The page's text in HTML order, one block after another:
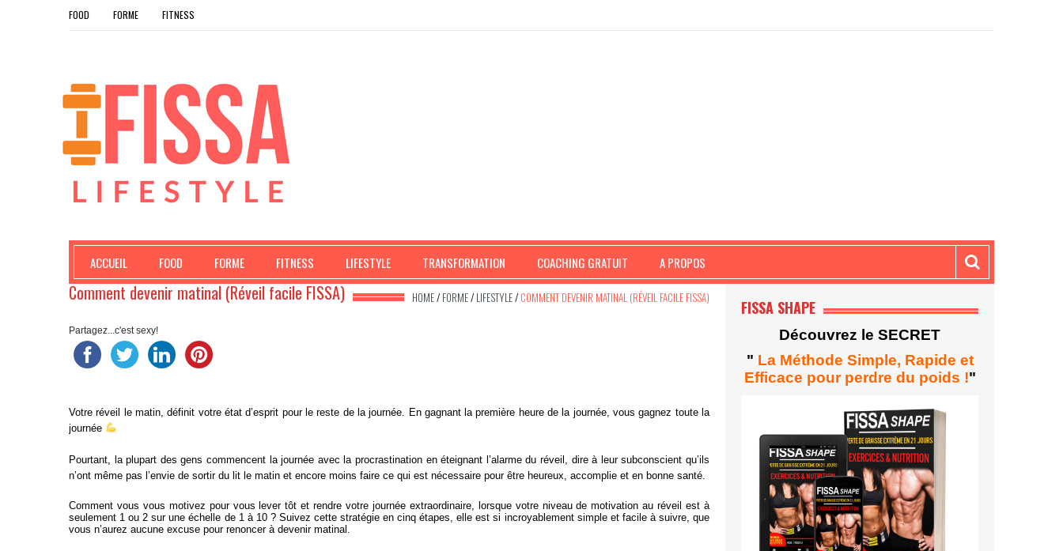
FOOD FORME FITNESS
ACCUEIL FOOD FORME FITNESS LIFESTYLE TRANSFORMATION COACHING GRATUIT A PROPOS
HOME/ FORME/ LIFESTYLE/ COMMENT DEVENIR MATINAL (RÉVEIL FACILE FISSA)
Comment devenir matinal (Réveil facile FISSA)
Partagez...c'est sexy!
Votre réveil le matin, définit votre état d’esprit pour le reste de la journée. En gagnant la première heure de la journée, vous gagnez toute la
journée
Pourtant, la plupart des gens commencent la journée avec la procrastination en éteignant l’alarme du réveil, direà leur subconscient qu’ils
n’ont même pas l’envie de sortir du lit le matin et encore moins faire ce qui est nécessaire pour être heureux, accomplie et en bonne santé.
Comment vous vous motivez pour vous lever tôt et rendre votre journée extraordinaire, lorsque votre niveau de motivation au réveil est à
seulement 1 ou 2 sur une échelle de 1 à 10 ? Suivez cette stratégie en cinq étapes, elle est si incroyablement simple et facile à suivre, que
vous n’aurez aucune excuse pour renoncer à devenir matinal.
FISSA SHAPE
Découvrez le SECRET
" La Méthode Simple, Rapide et
Efficace pour perdre du poids !"